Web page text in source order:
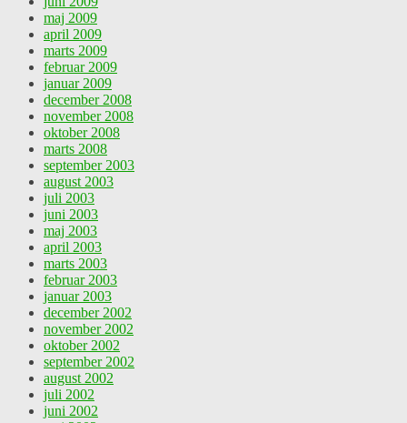
maj 2009
april 2009
marts 2009
februar 2009
januar 2009
december 2008
november 2008
oktober 2008
marts 2008
september 2003
august 2003
juli 2003
juni 2003
maj 2003
april 2003
marts 2003
februar 2003
januar 2003
december 2002
november 2002
oktober 2002
september 2002
august 2002
juli 2002
juni 2002